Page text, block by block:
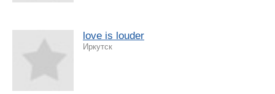
love is louder
Иркутск